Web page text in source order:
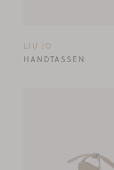
LIU JO
HANDTASSEN